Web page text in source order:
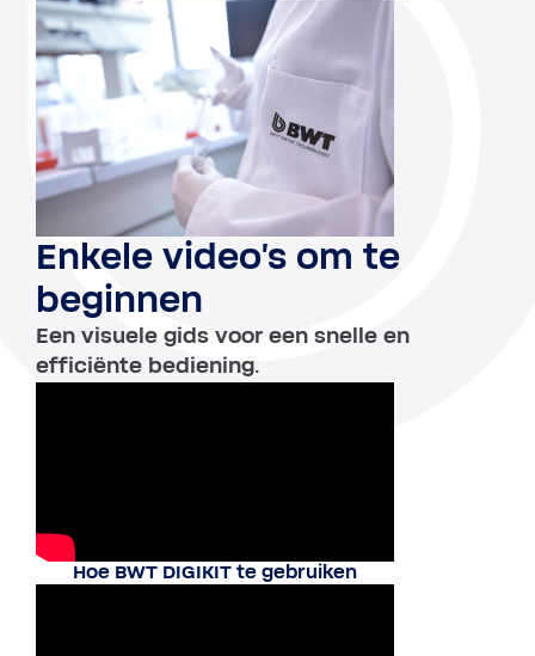
Enkele video's om te
beginnen
Een visuele gids voor een snelle en
efficiënte bediening.
Hoe BWT DIGIKIT te gebruiken